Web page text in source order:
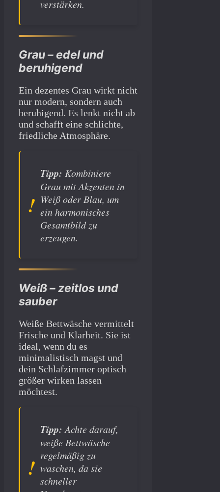
verstärken.
Grau – edel und
beruhigend
Ein dezentes Grau wirkt nicht
nur modern, sondern auch
beruhigend. Es lenkt nicht ab
und schafft eine schlichte,
friedliche Atmosphäre.
Tipp: Kombiniere
Grau mit Akzenten in
Weiß oder Blau, um
ein harmonisches
Gesamtbild zu
erzeugen.
Weiß – zeitlos und
sauber
Weiße Bettwäsche vermittelt
Frische und Klarheit. Sie ist
ideal, wenn du es
minimalistisch magst und
dein Schlafzimmer optisch
größer wirken lassen
möchtest.
Tipp:Achte darauf,
weiße Bettwäsche
regelmäßig zu
waschen, da sie
schneller